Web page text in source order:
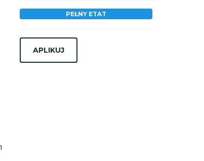
PEŁNY ETAT